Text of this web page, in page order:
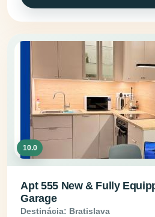
10.0
Apt 555 New & Fully
Garage
Destinácia: Bratislava